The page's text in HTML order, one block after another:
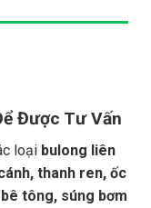
Được Tư Vấn
loại bulong liên
thanh ren, ốc
tông, súng bơm